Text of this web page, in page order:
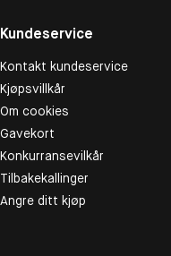
Kundeservice
Kontakt kundeservice
Kjøpsvillkår
Om cookies
Gavekort
Konkurransevilkår
Tilbakekallinger
Angre ditt kjøp